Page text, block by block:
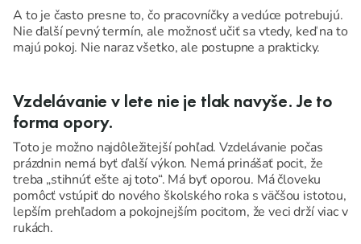
A to je často presne to, čo pracovníčky a vedúce potrebujú.
Nie ďalší pevný termín, ale možnosť učiť sa vtedy, keď na to
majú pokoj. Nie naraz všetko, ale postupne a prakticky.
Vzdelávanie v lete nie je tlak navyše. Je to
forma opory.
Toto je možno najdôležitejší pohľad. Vzdelávanie počas
prázdnin nemá byť ďalší výkon. Nemá prinášať pocit, že
treba „stihnúť ešte aj toto“. Má byť oporou. Má človeku
pomôcť vstúpiť do nového školského roka s väčšou istotou,
lepším prehľadom a pokojnejším pocitom, že veci drží viac v
rukách.